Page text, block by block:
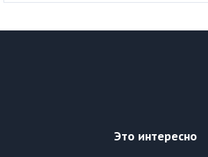
Это интересно